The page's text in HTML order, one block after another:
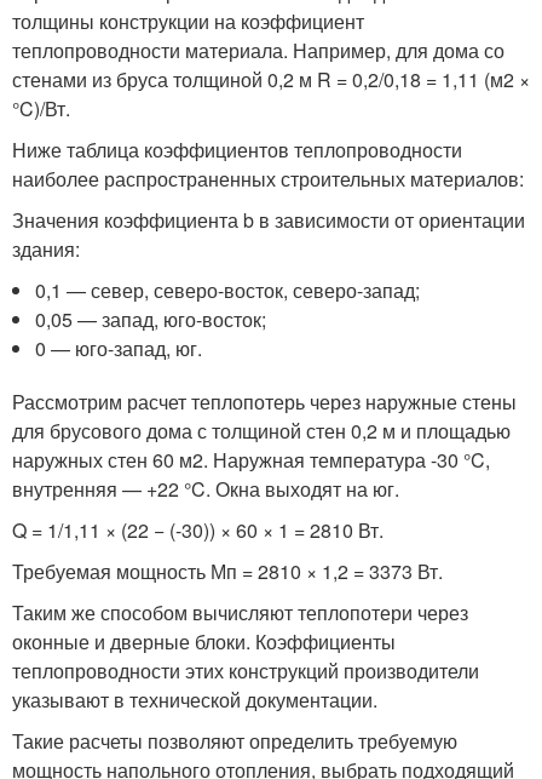
толщины конструкции на коэффициент
теплопроводности материала. Например, для дома со
стенами из бруса толщиной 0,2 м R = 0,2/0,18 = 1,11 (м2 ×
°C)/Вт.
Ниже таблица коэффициентов теплопроводности
наиболее распространенных строительных материалов:
Значения коэффициента b в зависимости от ориентации
здания:
0,1 — север, северо-восток, северо-запад;
0,05 — запад, юго-восток;
0 — юго-запад, юг.
Рассмотрим расчет теплопотерь через наружные стены
для брусового дома с толщиной стен 0,2 м и площадью
наружных стен 60 м2. Наружная температура -30 °C,
внутренняя — +22 °C. Окна выходят на юг.
Q = 1/1,11 × (22 − (-30)) × 60 × 1 = 2810 Вт.
Требуемая мощность Мп = 2810 × 1,2 = 3373 Вт.
Таким же способом вычисляют теплопотери через
оконные и дверные блоки. Коэффициенты
теплопроводности этих конструкций производители
указывают в технической документации.
Такие расчеты позволяют определить требуемую
мощность напольного отопления, выбрать подходящий